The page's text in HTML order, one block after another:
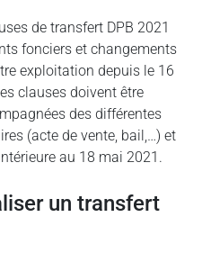
de transfert DPB 2021
fonciers et changements
exploitation depuis le 16
clauses doivent être
des différentes
(acte de vente, bail,…) et
au 18 mai 2021.
un transfert